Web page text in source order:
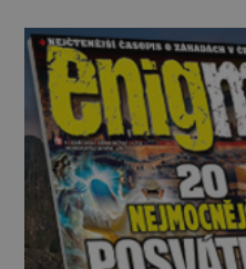
dost. Čas pracuje pro obléhatele. Ve městě ubývají
zásoby a každý den